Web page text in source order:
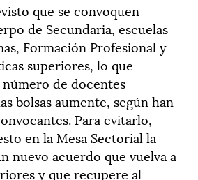
que se convoquen
de Secundaria, escuelas
Formación Profesional y
superiores, lo que
de docentes
bolsas aumente, según han
Para evitarlo,
en la Mesa Sectorial la
nuevo acuerdo que vuelva a
y que recupere al